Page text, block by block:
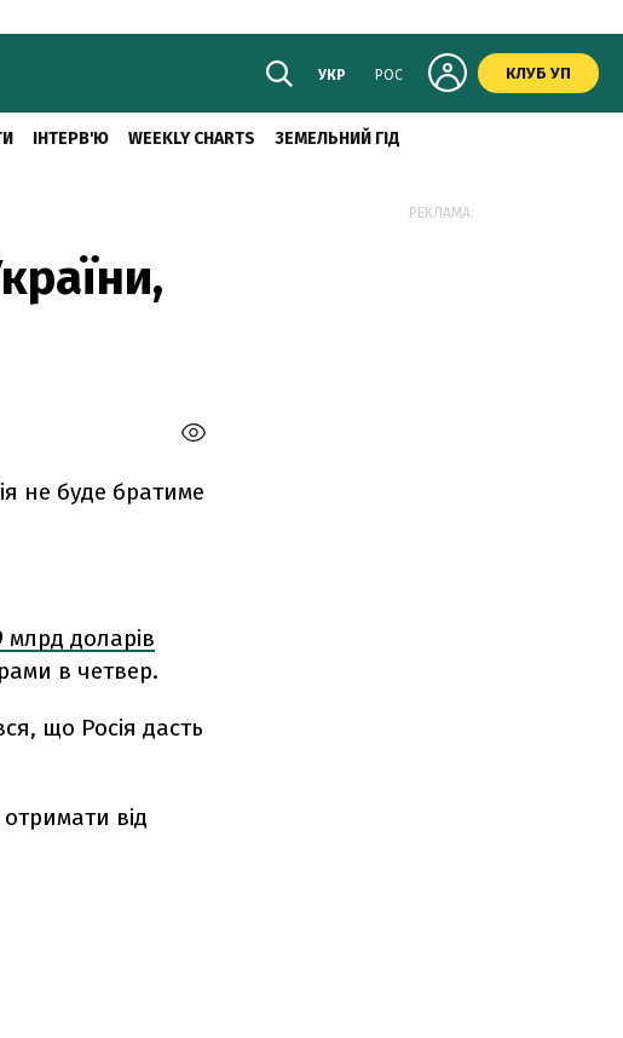
УКР РОС КЛУБ УП
ІНТЕРВ'Ю WEEKLY CHARTS ЗЕМЕЛЬНИЙ ГІД
не буде братиме
млрд доларів
в четвер.
що Росія дасть
від
РЕКЛАМА: